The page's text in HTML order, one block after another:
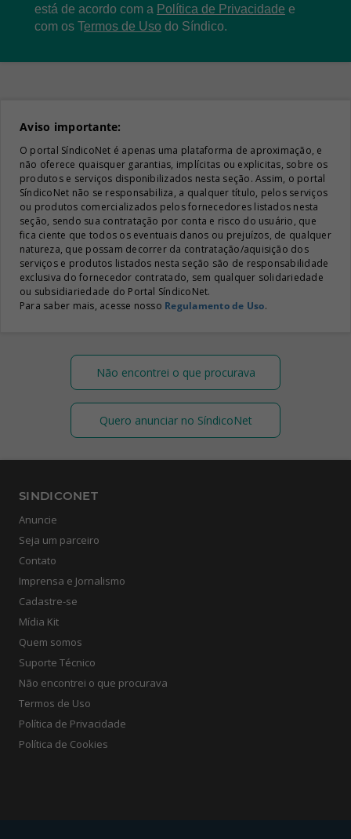
está de acordo com a Política de Privacidade e
com os Termos de Uso do Síndico.
Aviso importante:
O portal SíndicoNet é apenas uma plataforma de aproximação, e
não oferece quaisquer garantias, implícitas ou explicitas, sobre os
produtos e serviços disponibilizados nesta seção. Assim, o portal
SíndicoNet não se responsabiliza, a qualquer título, pelos serviços
ou produtos comercializados pelos fornecedores listados nesta
seção, sendo sua contratação por conta e risco do usuário, que
fica ciente que todos os eventuais danos ou prejuízos, de qualquer
natureza, que possam decorrer da contratação/aquisição dos
serviços e produtos listados nesta seção são de responsabilidade
exclusiva do fornecedor contratado, sem qualquer solidariedade
ou subsidiariedade do Portal SíndicoNet.
Para saber mais, acesse nosso Regulamento de Uso.
Não encontrei o que procurava
Quero anunciar no SíndicoNet
SINDICONET
Anuncie
Seja um parceiro
Contato
Imprensa e Jornalismo
Cadastre-se
Mídia Kit
Quem somos
Suporte Técnico
Não encontrei o que procurava
Termos de Uso
Política de Privacidade
Política de Cookies